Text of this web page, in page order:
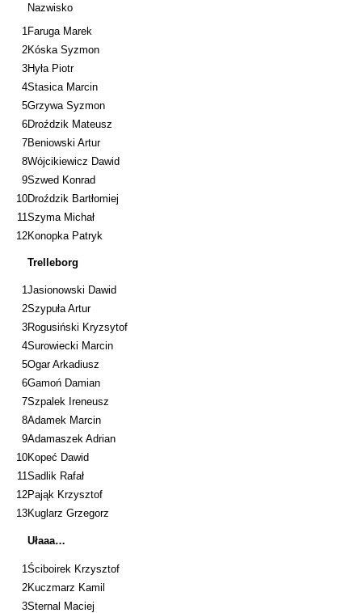
Nazwisko
1 Faruga Marek
2Kóska Syzmon
3Hyła Piotr
4Stasica Marcin
5Grzywa Syzmon
6Droździk Mateusz
7Beniowski Artur
8Wójcikiewicz Dawid
9Szwed Konrad
10Droździk Bartłomiej
11 Szyma Michał
12Konopka Patryk
Trelleborg
1 Jasionowski Dawid
2Szypuła Artur
3Rogusiński Kryzsytof
4Surowiecki Marcin
5Ogar Arkadiusz
6Gamoń Damian
7Szpalek Ireneusz
8Adamek Marcin
9Adamaszek Adrian
10Kopeć Dawid
11 Sadlik Rafał
12Pająk Krzysztof
13Kuglarz Grzegorz
Ułaaa…
1 Ściboirek Krzysztof
2Kuczmarz Kamil
3Sternal Maciej